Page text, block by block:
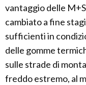
vantaggio delle
cambiato a fine
sufficienti in
delle gomme
sulle strade di
freddo estremo, al